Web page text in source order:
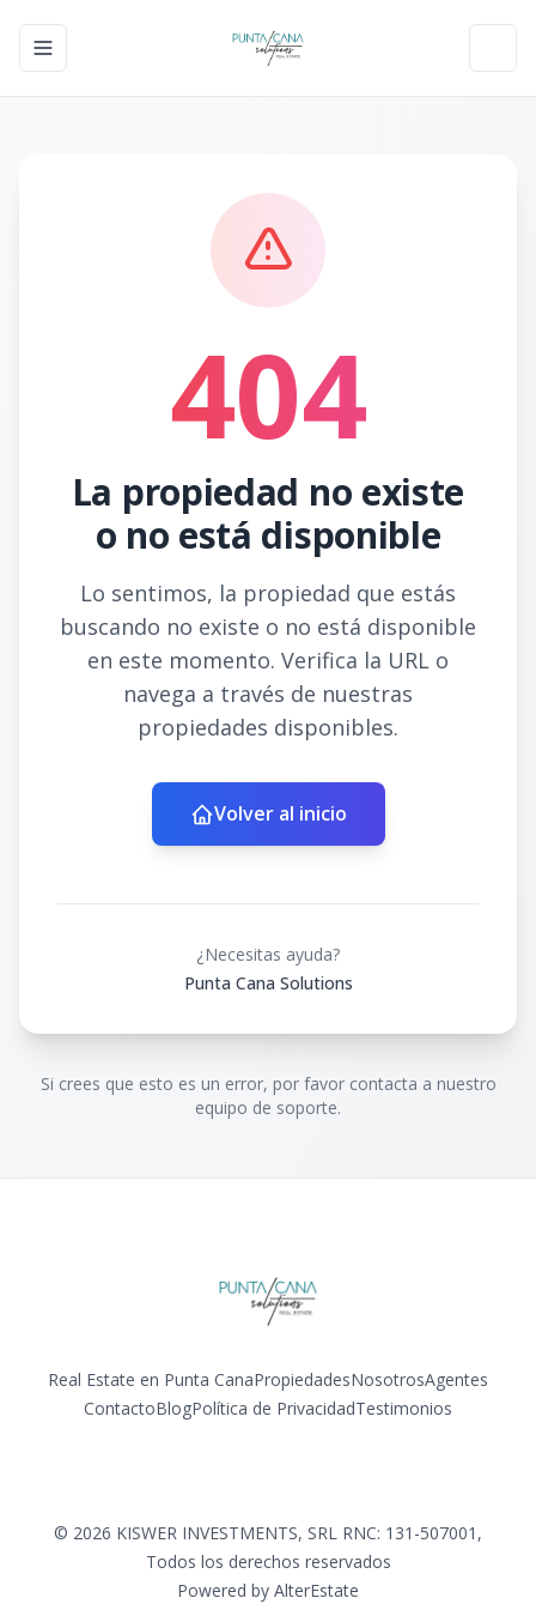
Toggle navigation menu
404
La propiedad no existe
o no está disponible
Lo sentimos, la propiedad que estás
buscando no existe o no está disponible
en este momento. Verifica la URL o
navega a través de nuestras
propiedades disponibles.
Volver al inicio
¿Necesitas ayuda?
Punta Cana Solutions
Si crees que esto es un error, por favor contacta a nuestro
equipo de soporte.
Real Estate en Punta CanaPropiedadesNosotrosAgentes
ContactoBlogPolítica de PrivacidadTestimonios
© 2026 KISWER INVESTMENTS, SRL RNC: 131-507001 ,
Todos los derechos reservados
Powered by AlterEstate